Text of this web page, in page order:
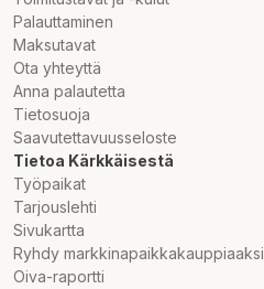
Palauttaminen
Maksutavat
Ota yhteyttä
Anna palautetta
Tietosuoja
Saavutettavuusseloste
Tietoa Kärkkäisestä
Työpaikat
Tarjouslehti
Sivukartta
Ryhdy markkinapaikkakauppiaaksi
Oiva-raportti